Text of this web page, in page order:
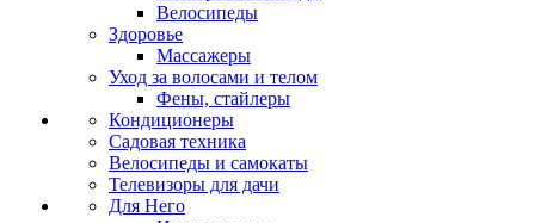
Велосипеды
Здоровье
Массажеры
Уход за волосами и телом
Фены, стайлеры
Кондиционеры
Садовая техника
Велосипеды и самокаты
Телевизоры для дачи
Для Него